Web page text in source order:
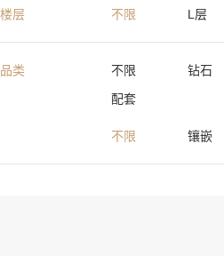
楼层 不限 L层
品类 不限 钻石
配套
不限 镶嵌